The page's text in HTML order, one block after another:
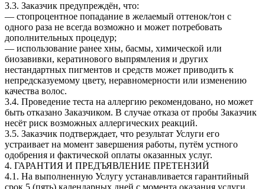
3.3. Заказчик предупреждён, что:
— стопроцентное попадание в желаемый оттенок/тон с
одного раза не всегда возможно и может потребовать
дополнительных процедур;
— использование ранее хны, басмы, химической или
биозавивки, кератинового выпрямления и других
нестандартных пигментов и средств может приводить к
непредсказуемому цвету, неравномерности или изменению
качества волос.
3.4. Проведение теста на аллергию рекомендовано, но может
быть отказано Заказчиком. В случае отказа от пробы Заказчик
несёт риск возможных аллергических реакций.
3.5. Заказчик подтверждает, что результат Услуги его
устраивает на момент завершения работы, путём устного
одобрения и фактической оплаты оказанных услуг.
4. ГАРАНТИЯ И ПРЕДЪЯВЛЕНИЕ ПРЕТЕНЗИЙ
4.1. На выполненную Услугу устанавливается гарантийный